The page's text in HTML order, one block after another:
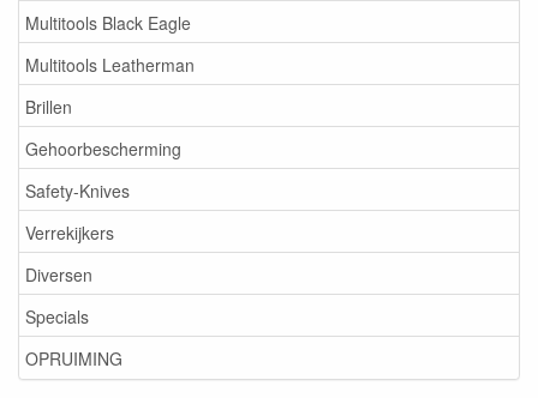
Multitools Black Eagle
Multitools Leatherman
Brillen
Gehoorbescherming
Safety-Knives
Verrekijkers
Diversen
Specials
OPRUIMING